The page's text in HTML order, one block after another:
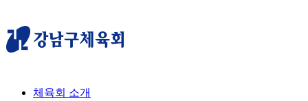
체육회 소개